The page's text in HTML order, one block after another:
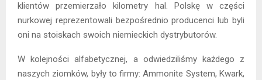
klientów przemierzało kilometry hal. Polskę w części
nurkowej reprezentowali bezpośrednio producenci lub byli
oni na stoiskach swoich niemieckich dystrybutorów.
W kolejności alfabetycznej, a odwiedziliśmy każdego z
naszych ziomków, były to firmy: Ammonite System, Kwark,